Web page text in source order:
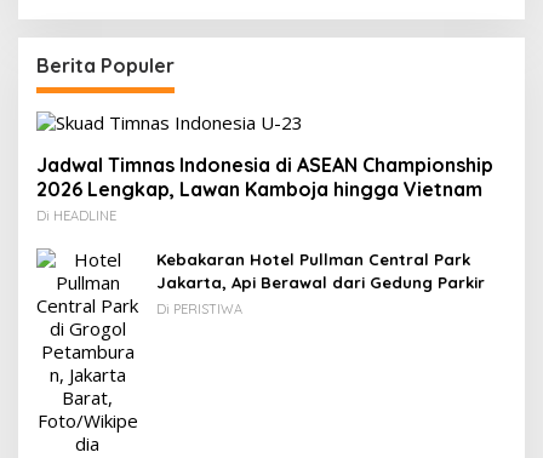
Berita Populer
Jadwal Timnas Indonesia di ASEAN Championship
2026 Lengkap, Lawan Kamboja hingga Vietnam
Di HEADLINE
Kebakaran Hotel Pullman Central Park
Jakarta, Api Berawal dari Gedung Parkir
Di PERISTIWA